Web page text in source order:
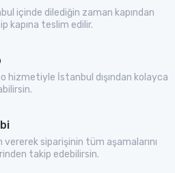
içinde dilediğin zaman kapından
kapına teslim edilir.
hizmetiyle İstanbul dışından kolayca
vererek siparişinin tüm aşamalarını
takip edebilirsin.